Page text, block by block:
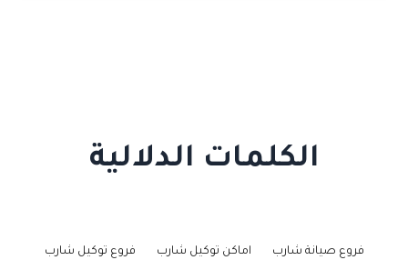
الكلمات الدلالية
فروع صيانة شارب اماكن توكيل شارب فروع توكيل شارب